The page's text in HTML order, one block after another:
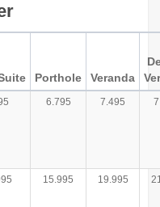
Porthole Veranda
6.795 7.495
15.995 19.995